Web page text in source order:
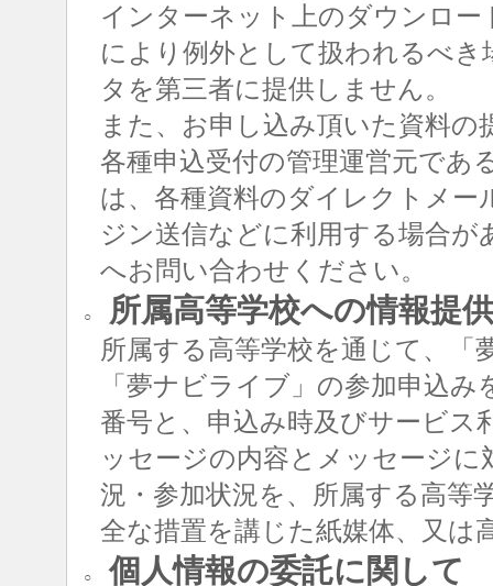
インターネット上のダウンロ
により例外として扱われるべ
タを第三者に提供しません。
また、お申し込み頂いた資料
各種申込受付の管理運営元であ
は、各種資料のダイレクトメー
ジン送信などに利用する場合
へお問い合わせください。
○ 所属高等学校への情報提
所属する高等学校を通じて、「
「夢ナビライブ」の参加申込
番号と、申込み時及びサービス
ッセージの内容とメッセージ
況・参加状況を、所属する高等
全な措置を講じた紙媒体、又は
○ 個人情報の委託に関して